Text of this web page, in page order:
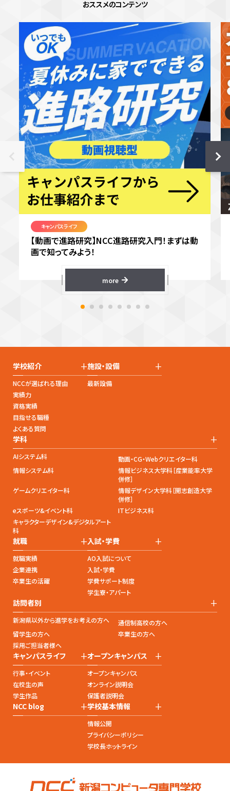
おススメのコンテンツ
キャンパスライフ
【動画で進路研究】NCC進路研究入門！まずは動
画で知ってみよう！
more
学校紹介 +
NCCが選ばれる理由
実績力
資格実績
目指せる職種
よくある質問
施設・設備 +
最新設備
学科 +
AIシステム科
動画・CG・Webクリエイター科
情報システム科
情報ビジネス大学科［産業能率大学
併修］
ゲームクリエイター科
情報デザイン大学科［開志創造大学
併修］
eスポーツ&イベント科
ITビジネス科
キャラクターデザイン&デジタルアート
科
就職 +
就職実績
企業連携
卒業生の活躍
入試・学費 +
AO入試について
入試・学費
学費サポート制度
学生寮・アパート
訪問者別 +
新潟県以外から進学をお考えの方へ
通信制高校の方へ
留学生の方へ
卒業生の方へ
採用ご担当者様へ
キャンパスライフ +
行事・イベント
在校生の声
学生作品
オープンキャンパス +
オープンキャンパス
オンライン説明会
保護者説明会
NCC blog +学校基本情報 +
情報公開
プライバシーポリシー
学校長ホットライン